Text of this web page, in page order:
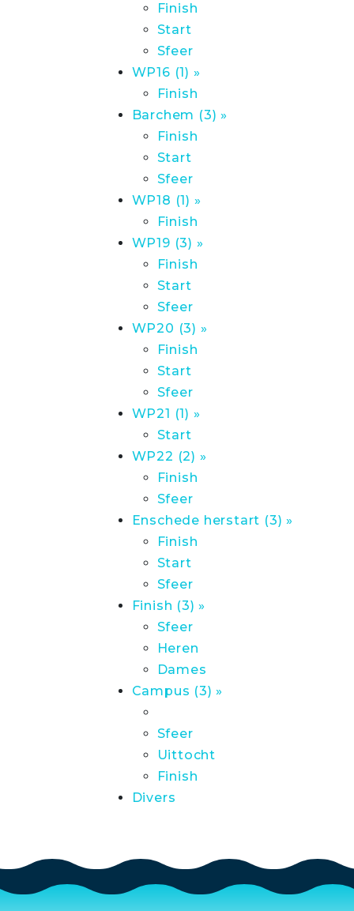
Finish
Start
Sfeer
WP16 (1) »
Finish
Barchem (3) »
Finish
Start
Sfeer
WP18 (1) »
Finish
WP19 (3) »
Finish
Start
Sfeer
WP20 (3) »
Finish
Start
Sfeer
WP21 (1) »
Start
WP22 (2) »
Finish
Sfeer
Enschede herstart (3) »
Finish
Start
Sfeer
Finish (3) »
Sfeer
Heren
Dames
Campus (3) »
Sfeer
Uittocht
Finish
Divers